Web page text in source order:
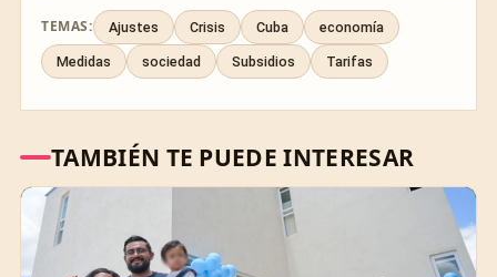
TEMAS: Ajustes Crisis Cuba economía
Medidas sociedad Subsidios Tarifas
TAMBIÉN TE PUEDE INTERESAR